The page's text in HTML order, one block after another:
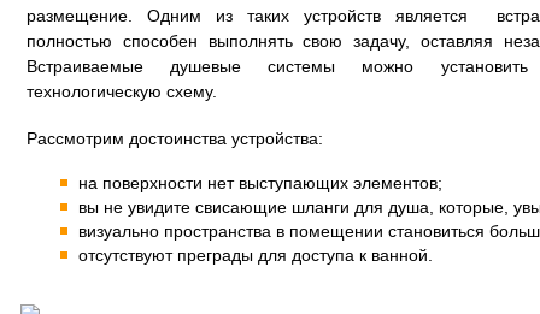
размещение. Одним из таких устройств является
полностью способен выполнять свою задачу, оставляя
Встраиваемые душевые системы можно установить
технологическую схему.
Рассмотрим достоинства устройства:
на поверхности нет выступающих элементов;
вы не увидите свисающие шланги для душа, которые,
визуально пространства в помещении становиться
отсутствуют преграды для доступа к ванной.